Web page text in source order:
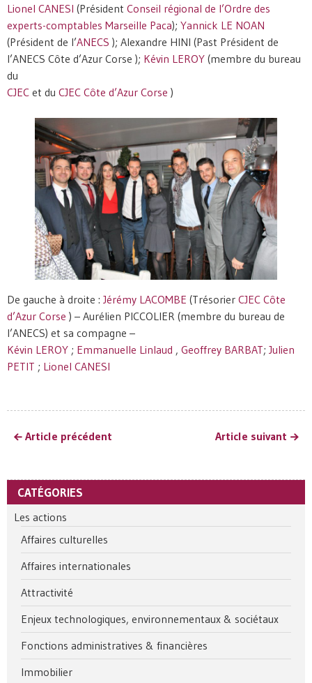
Lionel CANESI (Président Conseil régional de l’Ordre des
experts-comptables Marseille Paca); Yannick LE NOAN
(Président de l’ANECS ); Alexandre HINI (Past Président de
l’ANECS Côte d’Azur Corse ); Kévin LEROY (membre du bureau
du
CJEC et du CJEC Côte d’Azur Corse )
De gauche à droite : Jérémy LACOMBE (Trésorier CJEC Côte
d’Azur Corse ) – Aurélien PICCOLIER (membre du bureau de
l’ANECS) et sa compagne –
Kévin LEROY ; Emmanuelle Linlaud , Geoffrey BARBAT; Julien
PETIT ; Lionel CANESI
Article précédent Article suivant
CATÉGORIES
Les actions
Affaires culturelles
Affaires internationales
Attractivité
Enjeux technologiques, environnementaux & sociétaux
Fonctions administratives & financières
Immobilier